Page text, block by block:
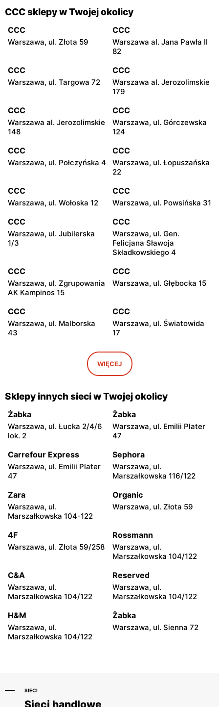
CCC sklepy w Twojej okolicy
CCC
Warszawa, ul. Złota 59
CCC
Warszawa al. Jana Pawła II
82
CCC
Warszawa, ul. Targowa 72
CCC
Warszawa al. Jerozolimskie
179
CCC
Warszawa al. Jerozolimskie
148
CCC
Warszawa, ul. Górczewska
124
CCC
Warszawa, ul. Połczyńska 4
CCC
Warszawa, ul. Łopuszańska
22
CCC
Warszawa, ul. Wołoska 12
CCC
Warszawa, ul. Powsińska 31
CCC
Warszawa, ul. Jubilerska
1/3
CCC
Warszawa, ul. Gen.
Felicjana Sławoja
Składkowskiego 4
CCC
Warszawa, ul. Zgrupowania
AK Kampinos 15
CCC
Warszawa, ul. Głębocka 15
CCC
Warszawa, ul. Malborska
43
CCC
Warszawa, ul. Światowida
17
CCC
Warszawa, ul. Kazimierza
Szpotańskiego 4
CCC
Łomianki, ul. Brukowa 25
CCC
Janki, ul. Mszczonowska 3
CCC
Pruszków, ul. Henryka
CCC
Legionowo, ul. Jerzego
CCC
Legionowo, ul. Marsz.
CCC
Józefów, ul. 3 Maja 148
CCC
Wołomin, ul. Geodetów 2
CCC
CCC
Podkowa Leśna, ul. Gołębia
CCC
Radzymin, ul. Konstytucji 3
Maja 13
CCC
Błonie, ul. Powstańców 12
CCC
Grodzisk Mazowiecki, ul.
Królewska 48
CCC
Nowy Dwór Mazowiecki, ul.
Warszawska 36
CCC
Mińsk Mazowiecki, ul.
WIĘCEJ
Sklepy innych sieci w Twojej okolicy
Żabka
Warszawa, ul. Łucka 2/4/6
lok. 2
Żabka
Warszawa, ul. Emilii Plater
47
Carrefour Express
Warszawa, ul. Emilii Plater
47
Sephora
Warszawa, ul.
Marszałkowska 116/122
Zara
Warszawa, ul.
Marszałkowska 104-122
Organic
Warszawa, ul. Złota 59
4F
Warszawa, ul. Złota 59/258
Rossmann
Warszawa, ul.
Marszałkowska 104/122
C&A
Warszawa, ul.
Marszałkowska 104/122
Reserved
Warszawa, ul.
Marszałkowska 104/122
H&M
Warszawa, ul.
Marszałkowska 104/122
Żabka
Warszawa, ul. Sienna 72
SIECI
Sieci handlowe